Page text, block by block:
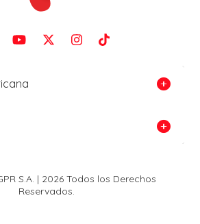
S.A. | 2026 Todos los Derechos
Reservados.